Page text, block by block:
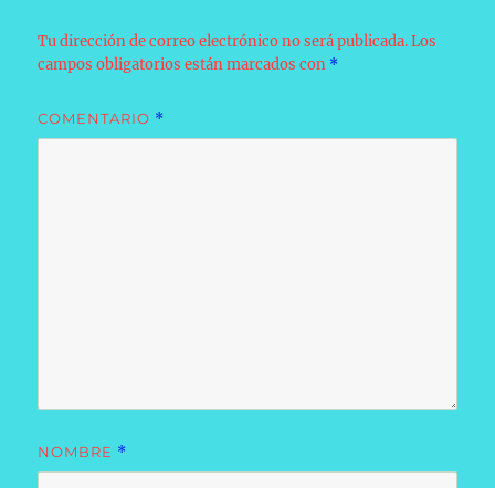
Tu dirección de correo electrónico no será publicada. Los
campos obligatorios están marcados con *
COMENTARIO *
NOMBRE *